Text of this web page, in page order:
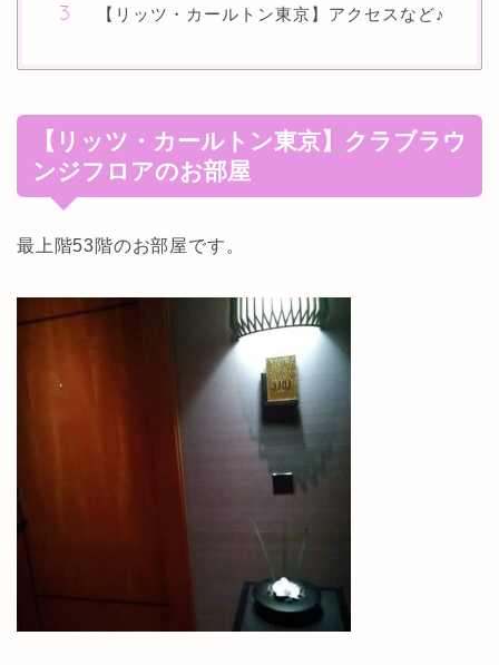
【リッツ・カールトン東京】アクセスなど♪
【リッツ・カールトン東京】クラブラウ
ンジフロアのお部屋
最上階53階のお部屋です。